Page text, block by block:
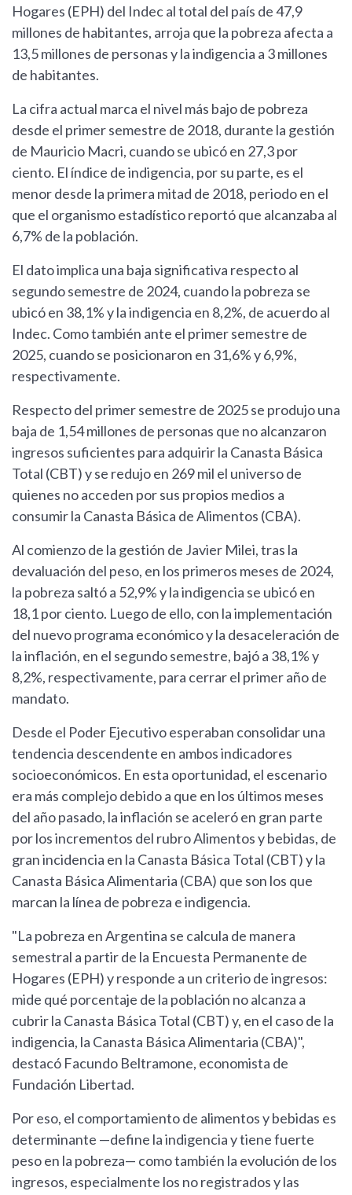
Hogares (EPH) del Indec al total del país de 47,9
millones de habitantes, arroja que la pobreza afecta a
13,5 millones de personas y la indigencia a 3 millones
de habitantes.
La cifra actual marca el nivel más bajo de pobreza
desde el primer semestre de 2018, durante la gestión
de Mauricio Macri, cuando se ubicó en 27,3 por
ciento. El índice de indigencia, por su parte, es el
menor desde la primera mitad de 2018, periodo en el
que el organismo estadístico reportó que alcanzaba al
6,7% de la población.
El dato implica una baja significativa respecto al
segundo semestre de 2024, cuando la pobreza se
ubicó en 38,1% y la indigencia en 8,2%, de acuerdo al
Indec. Como también ante el primer semestre de
2025, cuando se posicionaron en 31,6% y 6,9%,
respectivamente.
Respecto del primer semestre de 2025 se produjo una
baja de 1,54 millones de personas que no alcanzaron
ingresos suficientes para adquirir la Canasta Básica
Total (CBT) y se redujo en 269 mil el universo de
quienes no acceden por sus propios medios a
consumir la Canasta Básica de Alimentos (CBA).
Al comienzo de la gestión de Javier Milei, tras la
devaluación del peso, en los primeros meses de 2024,
la pobreza saltó a 52,9% y la indigencia se ubicó en
18,1 por ciento. Luego de ello, con la implementación
del nuevo programa económico y la desaceleración de
la inflación, en el segundo semestre, bajó a 38,1% y
8,2%, respectivamente, para cerrar el primer año de
mandato.
Desde el Poder Ejecutivo esperaban consolidar una
tendencia descendente en ambos indicadores
socioeconómicos. En esta oportunidad, el escenario
era más complejo debido a que en los últimos meses
del año pasado, la inflación se aceleró en gran parte
por los incrementos del rubro Alimentos y bebidas, de
gran incidencia en la Canasta Básica Total (CBT) y la
Canasta Básica Alimentaria (CBA) que son los que
marcan la línea de pobreza e indigencia.
"La pobreza en Argentina se calcula de manera
semestral a partir de la Encuesta Permanente de
Hogares (EPH) y responde a un criterio de ingresos:
mide qué porcentaje de la población no alcanza a
cubrir la Canasta Básica Total (CBT) y, en el caso de la
indigencia, la Canasta Básica Alimentaria (CBA)",
destacó Facundo Beltramone, economista de
Fundación Libertad.
Por eso, el comportamiento de alimentos y bebidas es
determinante —define la indigencia y tiene fuerte
peso en la pobreza— como también la evolución de los
ingresos, especialmente los no registrados y las